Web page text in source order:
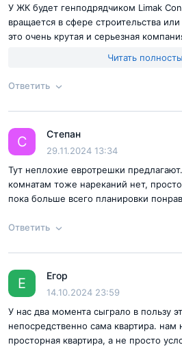
Согласен справилами публикации
Отправить комментарий
У ЖК будет генподрядчиком Limak
вращается в сфере строительства
это очень крутая и серьезная
Paveletskaya можно быть уверенным
Читать
Ответить
Ответ на отзыв
Согласен с
Отправить комментарий
С Степан
29.11.2024 13:34
Тут неплохие евротрешки
комнатам тоже нареканий нет,
пока больше всего планировки
Ответить
Ответ на отзыв
Е Егор
14.10.2024 23:59
У нас два момента сыграло в пользу
непосредственно сама квартира.
просторная квартира, а не просто